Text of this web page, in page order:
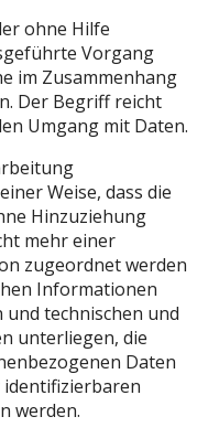
ohne Hilfe
Vorgang
im Zusammenhang
Der Begriff reicht
Umgang mit Daten.
Weise, dass die
Hinzuziehung
mehr einer
zugeordnet werden
Informationen
technischen und
unterliegen, die
Daten
werden.